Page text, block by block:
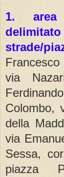
1. area
strade/
via
Colombo,
della
via
Sessa,
piazza